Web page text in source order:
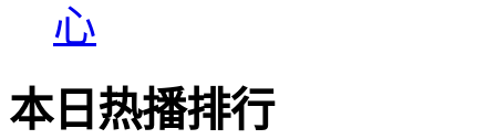
心
本日热播排行